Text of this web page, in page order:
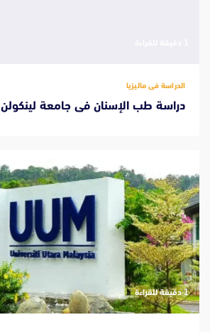
الدراسة فى ماليزيا
دراسة طب الإسنان فى جامعة لينكولن
‫1 دقيقة للقراءة